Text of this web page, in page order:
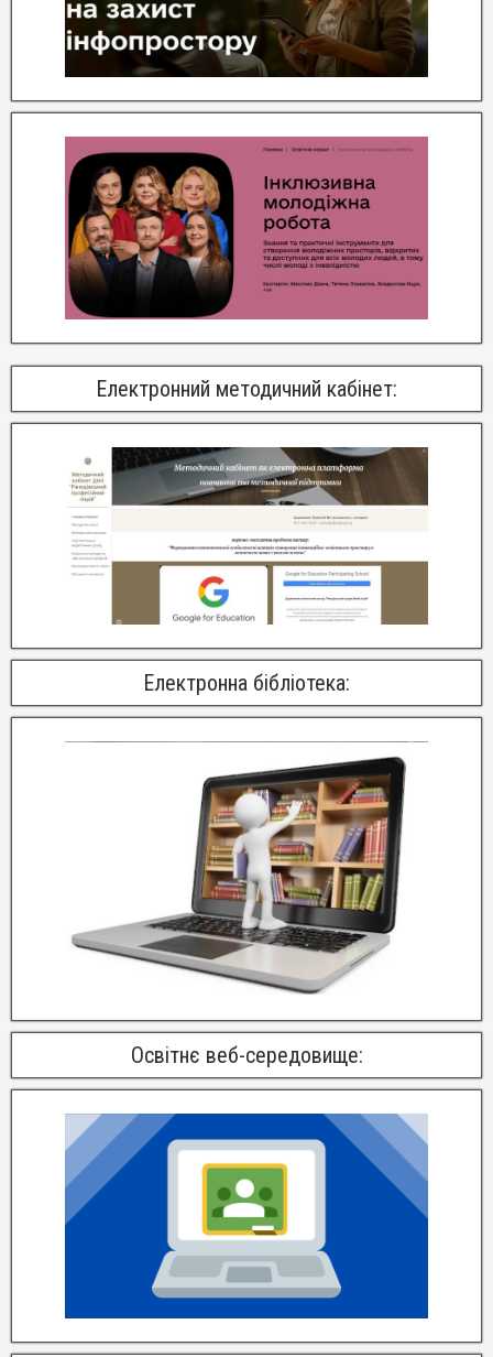
Електронний методичний кабінет:
Електронна бібліотека:
Освітнє веб-середовище: